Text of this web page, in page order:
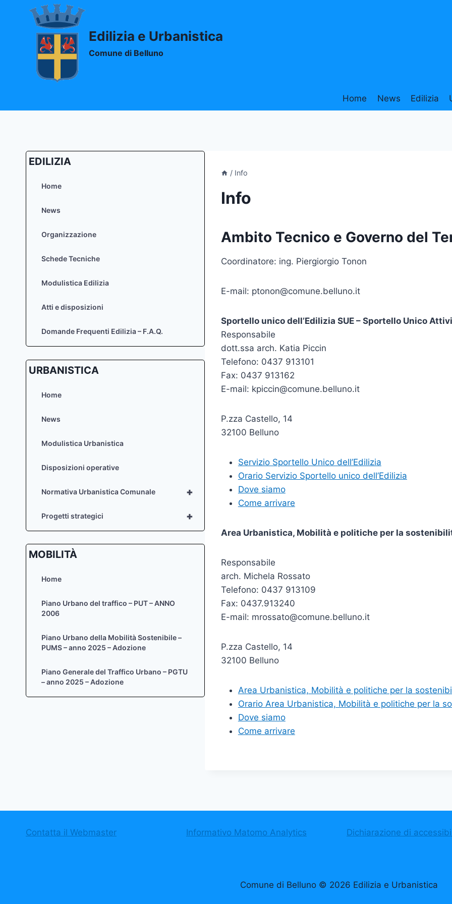
contenuto
Edilizia e Urbanistica
Comune di Belluno
Home News Edilizia
/ Info
Info
Ambito Tecnico e Governo del
Coordinatore: ing. Piergiorgio Tonon
E-mail: ptonon@comune.belluno.it
Sportello unico dell’Edilizia SUE – Sportello Unico
Responsabile
dott.ssa arch. Katia Piccin
Telefono: 0437 913101
Fax: 0437 913162
E-mail: kpiccin@comune.belluno.it
P.zza Castello, 14
32100 Belluno
Servizio Sportello Unico dell’Edilizia
Orario Servizio Sportello unico dell’Edilizia
Dove siamo
Come arrivare
Area Urbanistica, Mobilità e politiche per la
Responsabile
arch. Michela Rossato
Telefono: 0437 913109
Fax: 0437.913240
E-mail: mrossato@comune.belluno.it
P.zza Castello, 14
32100 Belluno
Area Urbanistica, Mobilità e politiche per la
Orario Area Urbanistica, Mobilità e politiche per la
Dove siamo
Come arrivare
EDILIZIA
Home
News
Organizzazione
Schede Tecniche
Modulistica Edilizia
Atti e disposizioni
Domande Frequenti Edilizia – F.A.Q.
URBANISTICA
Home
News
Modulistica Urbanistica
Disposizioni operative
+
Normativa Urbanistica Comunale
+
Progetti strategici
MOBILITÀ
Home
Piano Urbano del traffico – PUT – ANNO
2006
Piano Urbano della Mobilità Sostenibile –
PUMS – anno 2025 – Adozione
Piano Generale del Traffico Urbano – PGTU
– anno 2025 – Adozione
Contatta il Webmaster Informativo Matomo Analytics Dichiarazione di
Comune di Belluno © 2026 Edilizia e Urbanistica